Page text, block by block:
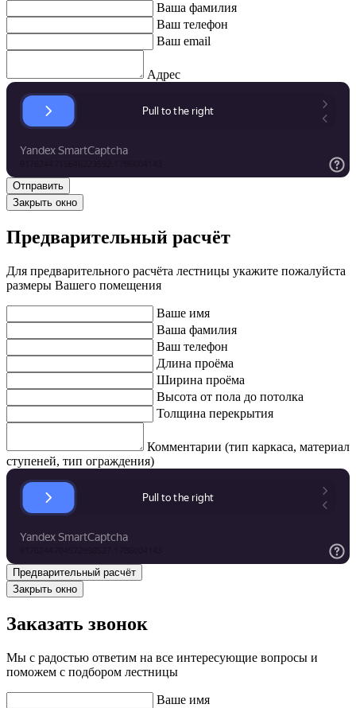
Ваша фамилия
Ваш телефон
Ваш email
Адрес
Закрыть окно
Предварительный расчёт
Для предварительного расчёта лестницы укажите пожалуйста
размеры Вашего помещения
Ваше имя
Ваша фамилия
Ваш телефон
Длина проёма
Ширина проёма
Высота от пола до потолка
Толщина перекрытия
Комментарии (тип каркаса, материал
ступеней, тип ограждения)
Закрыть окно
Заказать звонок
Мы с радостью ответим на все интересующие вопросы и
поможем с подбором лестницы
Ваше имя